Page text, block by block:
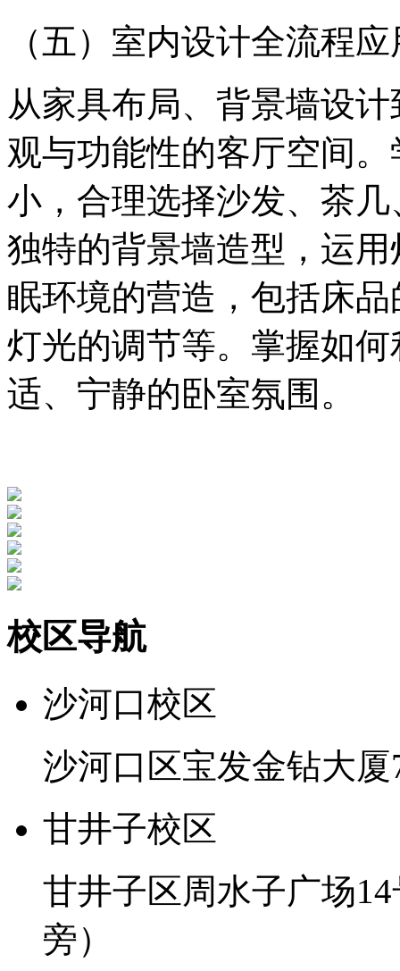
（五）室内设计全流程应
从家具布局、背景墙设
观与功能性的客厅空间
小，合理选择沙发、茶
独特的背景墙造型，运
眠环境的营造，包括床
灯光的调节等。掌握如
适、宁静的卧室氛围。
校区导航
沙河口校区
沙河口区宝发金钻大
甘井子校区
甘井子区周水子广场
旁）